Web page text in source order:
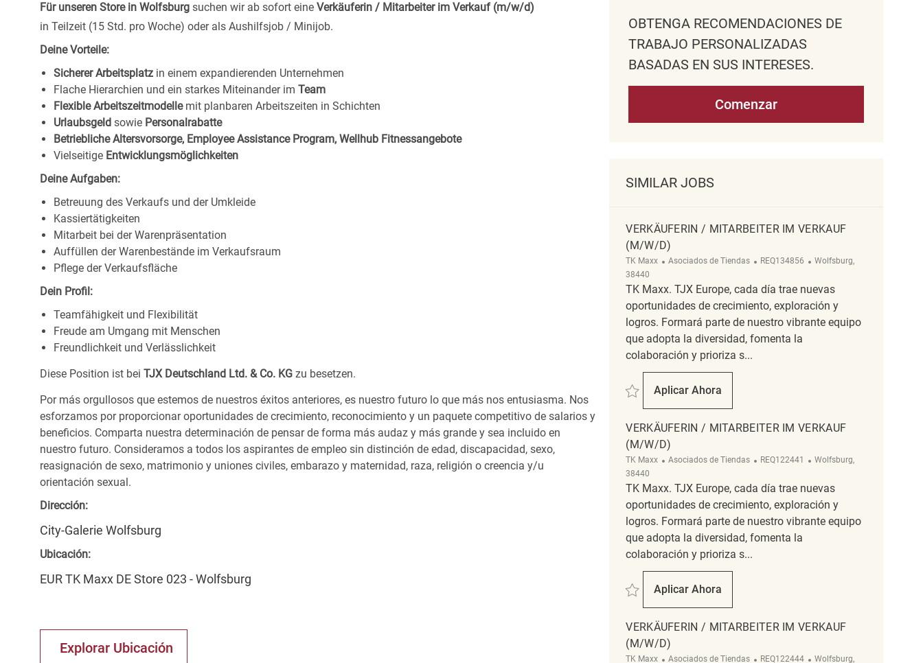
Für unseren Store in Wolfsburg suchen wir ab sofort eine Verkäuferin / Mitarbeiter im Verkauf (m/w/d)
in Teilzeit (15 Std. pro Woche) oder als Aushilfsjob / Minijob.
Deine Vorteile:
Sicherer Arbeitsplatz in einem expandierenden Unternehmen
Flache Hierarchien und ein starkes Miteinander im Team
Flexible Arbeitszeitmodelle mit planbaren Arbeitszeiten in Schichten
Urlaubsgeld sowie Personalrabatte
Betriebliche Altersvorsorge, Employee Assistance Program, Wellhub Fitnessangebote
Vielseitige Entwicklungsmöglichkeiten
Deine Aufgaben:
Betreuung des Verkaufs und der Umkleide
Kassiertätigkeiten
Mitarbeit bei der Warenpräsentation
Auffüllen der Warenbestände im Verkaufsraum
Pflege der Verkaufsfläche
Dein Profil:
Teamfähigkeit und Flexibilität
Freude am Umgang mit Menschen
Freundlichkeit und Verlässlichkeit
Diese Position ist bei TJX Deutschland Ltd. & Co. KG zu besetzen.
Por más orgullosos que estemos de nuestros éxitos anteriores, es nuestro futuro lo que más nos entusiasma. Nos
esforzamos por proporcionar oportunidades de crecimiento, reconocimiento y un paquete competitivo de salarios y
beneficios. Comparta nuestra determinación de pensar de forma más audaz y más grande y sea incluido en
nuestro futuro. Consideramos a todos los aspirantes de empleo sin distinción de edad, discapacidad, sexo,
reasignación de sexo, matrimonio y uniones civiles, embarazo y maternidad, raza, religión o creencia y/u
orientación sexual.
Dirección:
City-Galerie Wolfsburg
Ubicación:
EUR TK Maxx DE Store 023 - Wolfsburg
Explorar Ubicación
OBTENGA RECOMENDACIONES DE
TRABAJO PERSONALIZADAS
BASADAS EN SUS INTERESES.
Comenzar
SIMILAR JOBS
VERKÄUFERIN / MITARBEITER IM VERKAUF
(M/W/D)
TK Maxx Categoría
Asociados de Tiendas ReqId
REQ134856 Ubicación
Wolfsburg,
38440
TK Maxx. TJX Europe, cada día trae nuevas
oportunidades de crecimiento, exploración y
logros. Formará parte de nuestro vibrante equipo
que adopta la diversidad, fomenta la
colaboración y prioriza s...
Salvar Verkäuferin / Mitarbeiter im Verkauf (m/w/d) REQ134856
Aplicar Ahora
Verkäuferin / Mitarbeiter Im Verkauf (m/w/d)
VERKÄUFERIN / MITARBEITER IM VERKAUF
(M/W/D)
TK Maxx Categoría
Asociados de Tiendas ReqId
REQ122441 Ubicación
Wolfsburg,
38440
TK Maxx. TJX Europe, cada día trae nuevas
oportunidades de crecimiento, exploración y
logros. Formará parte de nuestro vibrante equipo
que adopta la diversidad, fomenta la
colaboración y prioriza s...
Salvar Verkäuferin / Mitarbeiter im Verkauf (m/w/d) REQ122441
Aplicar Ahora
Verkäuferin / Mitarbeiter Im Verkauf (m/w/d)
VERKÄUFERIN / MITARBEITER IM VERKAUF
(M/W/D)
TK Maxx Categoría
Asociados de Tiendas ReqId
REQ122444 Ubicación
Wolfsburg,